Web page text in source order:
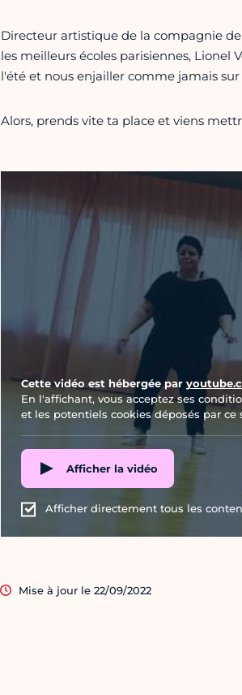
Directeur artistique de la compagnie
les meilleurs écoles parisiennes, Lionel
l'été et nous enjailler comme jamais sur
Alors, prends vite ta place et viens
Cette vidéo est hébergée par
En l'affichant, vous acceptez ses
et les potentiels cookies déposés par ce
Afficher la vidéo
Afficher directement tous les
Mise à jour le 22/09/2022